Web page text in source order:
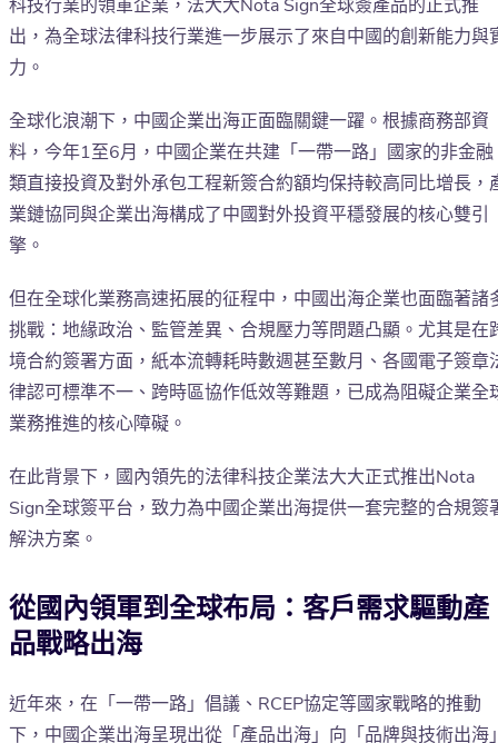
科技行業的領軍企業，法大大Nota Sign全球簽產品的正式推
出，為全球法律科技行業進一步展示了來自中國的創新能力與
力。
全球化浪潮下，中國企業出海正面臨關鍵一躍。根據商務部資
料，今年1至6月，中國企業在共建「一帶一路」國家的非金融
類直接投資及對外承包工程新簽合約額均保持較高同比增長，
業鏈協同與企業出海構成了中國對外投資平穩發展的核心雙引
擎。
但在全球化業務高速拓展的征程中，中國出海企業也面臨著諸
挑戰：地緣政治、監管差異、合規壓力等問題凸顯。尤其是在
境合約簽署方面，紙本流轉耗時數週甚至數月、各國電子簽章
律認可標準不一、跨時區協作低效等難題，已成為阻礙企業全
業務推進的核心障礙。
在此背景下，國內領先的法律科技企業法大大正式推出Nota
Sign全球簽平台，致力為中國企業出海提供一套完整的合規簽
解決方案。
從國內領軍到全球布局：客戶需求驅動產
品戰略出海
近年來，在「一帶一路」倡議、RCEP協定等國家戰略的推動
下，中國企業出海呈現出從「產品出海」向「品牌與技術出海